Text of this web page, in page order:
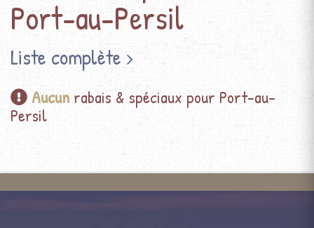
Port-au-Persil
Liste complète
Aucun rabais & spéciaux pour Port-au-
Persil